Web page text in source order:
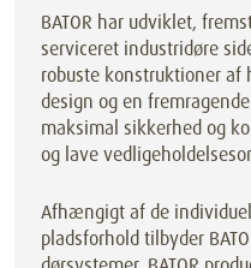
BATOR har udviklet,
serviceret industridøre
robuste konstruktioner
design og en
maksimal sikkerhed og
og lave
Afhængigt af de
pladsforhold tilbyder